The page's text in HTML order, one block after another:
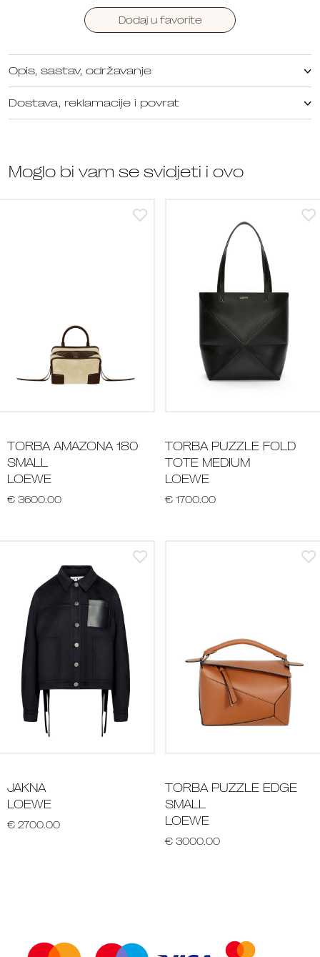
Dodaj u favorite
Opis, sastav, održavanje
Dostava, reklamacije i povrat
Moglo bi vam se svidjeti i ovo
TORBA AMAZONA 180
SMALL
LOEWE
€ 3600.00
TORBA PUZZLE FOLD
TOTE MEDIUM
LOEWE
€ 1700.00
JAKNA
LOEWE
€ 2700.00
TORBA PUZZLE EDGE
SMALL
LOEWE
€ 3000.00